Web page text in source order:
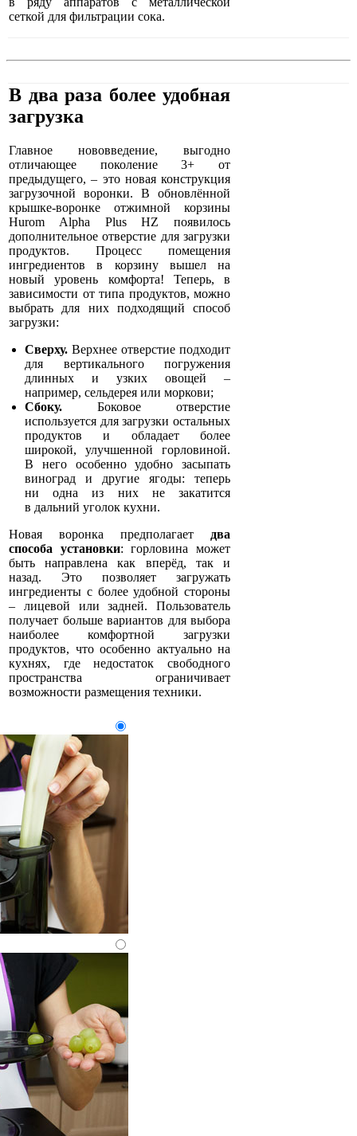
сеткой для фильтрации сока.
В два раза более удобная
загрузка
Главное нововведение, выгодно
отличающее поколение 3+ от
предыдущего, – это новая конструкция
загрузочной воронки. В обновлённой
крышке-воронке отжимной корзины
Hurom Alpha Plus HZ появилось
дополнительное отверстие для загрузки
продуктов. Процесс помещения
ингредиентов в корзину вышел на
новый уровень комфорта! Теперь, в
зависимости от типа продуктов, можно
выбрать для них подходящий способ
загрузки:
Сверху. Верхнее отверстие подходит
для вертикального погружения
длинных и узких овощей –
например, сельдерея или моркови;
Сбоку. Боковое отверстие
используется для загрузки остальных
продуктов и обладает более
широкой, улучшенной горловиной.
В него особенно удобно засыпать
виноград и другие ягоды: теперь
ни одна из них не закатится
в дальний уголок кухни.
Новая воронка предполагает два
способа установки: горловина может
быть направлена как вперёд, так и
назад. Это позволяет загружать
ингредиенты с более удобной стороны
– лицевой или задней. Пользователь
получает больше вариантов для выбора
наиболее комфортной загрузки
продуктов, что особенно актуально на
кухнях, где недостаток свободного
пространства ограничивает
возможности размещения техники.